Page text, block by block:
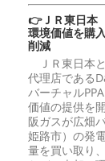
👉ＪＲ東日本
環境価値を購
削減
ＪＲ東日本
代理店である
バーチャル
価値の提供を
阪ガスが広畑
姫路市）の発
量を買い取り